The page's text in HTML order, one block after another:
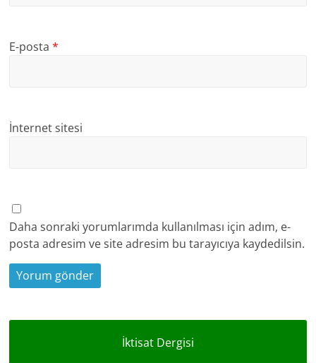
E-posta*
İnternet sitesi
Daha sonraki yorumlarımda kullanılması için adım, e-
posta adresim ve site adresim bu tarayıcıya kaydedilsin.
İktisat Dergisi